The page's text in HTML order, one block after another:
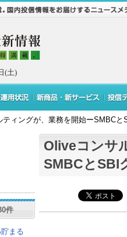
(土)
ティングが、業務を開始ーSMBCと
件
まる
Oliveコンサ
SMBCとSBI